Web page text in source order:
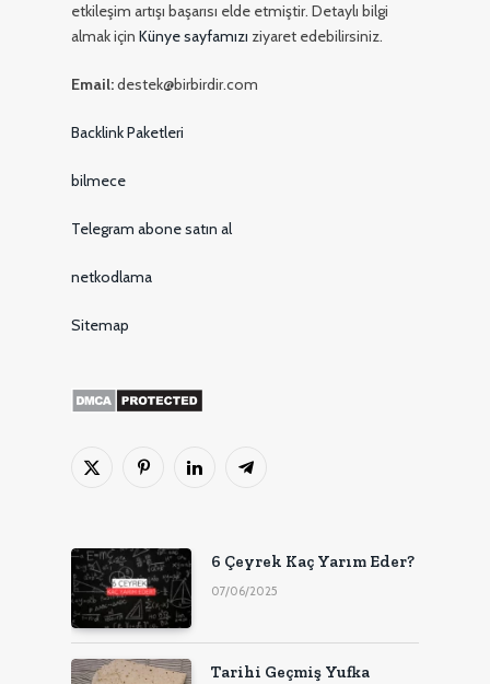
etkileşim artışı başarısı elde etmiştir. Detaylı bilgi
almak içinKünye sayfamızı ziyaret edebilirsiniz.
Email:destek@birbirdir.com
Backlink Paketleri
bilmece
Telegram abone satın al
netkodlama
Sitemap
X
Pinterest'inLinkedInTelgraf
6 Çeyrek Kaç Yarım Eder?
07/06/2025
Tarihi Geçmiş Yufka